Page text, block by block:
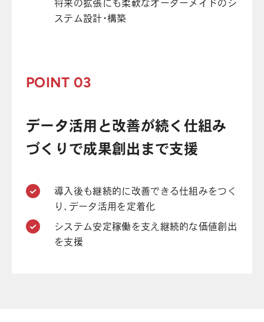
将来の拡張にも柔軟なオーダーメイドのシ
ステム設計・構築
POINT 03
データ活用と改善が続く仕組み
づくりで成果創出まで支援
導入後も継続的に改善できる仕組みをつく
り、データ活用を定着化
システム安定稼働を支え継続的な価値創出
を支援